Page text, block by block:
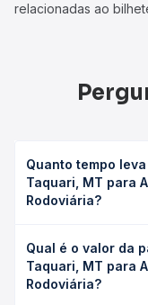
relacionadas ao
Quanto tempo
Taquari, MT para
Rodoviária?
do Taboado, MS -
podendo variar
(convencional,
Qual é o valor da
Taquari, MT para
Rodoviária?